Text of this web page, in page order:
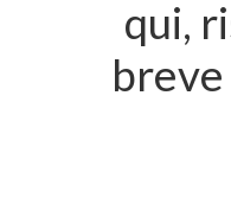
qui,
breve